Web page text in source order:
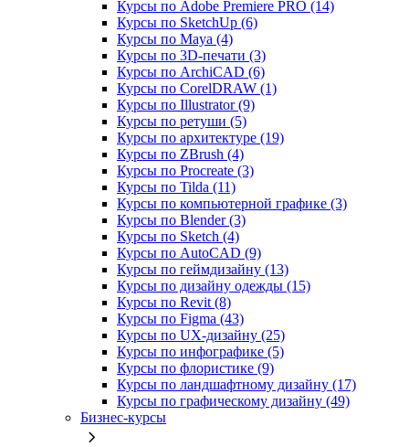
Курсы по Adobe Premiere PRO (14)
Курсы по SketchUp (6)
Курсы по Maya (4)
Курсы по 3D-печати (3)
Курсы по ArchiCAD (6)
Курсы по CorelDRAW (1)
Курсы по Illustrator (9)
Курсы по ретуши (5)
Курсы по архитектуре (19)
Курсы по ZBrush (4)
Курсы по Procreate (3)
Курсы по Tilda (11)
Курсы по компьютерной графике (3)
Курсы по Blender (3)
Курсы по Sketch (4)
Курсы по AutoCAD (9)
Курсы по геймдизайну (13)
Курсы по дизайну одежды (15)
Курсы по Revit (8)
Курсы по Figma (43)
Курсы по UX‑дизайну (25)
Курсы по инфографике (5)
Курсы по флористике (9)
Курсы по ландшафтному дизайну (17)
Курсы по графическому дизайну (49)
Бизнес-курсы